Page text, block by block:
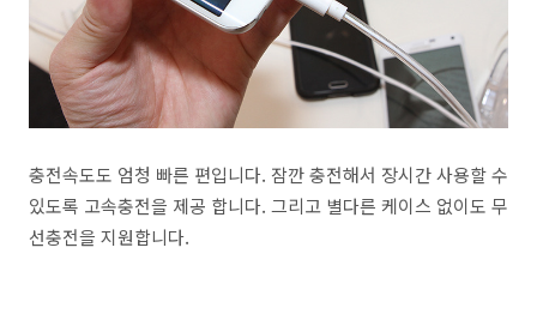
충전속도도 엄청 빠른 편입니다. 잠깐 충전해서 장시간 사용할 수
있도록 고속충전을 제공 합니다. 그리고 별다른 케이스 없이도 무
선충전을 지원합니다.